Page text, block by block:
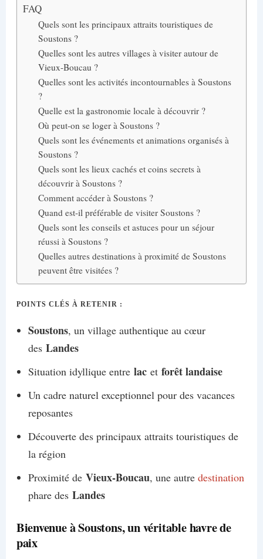
FAQ
Quels sont les principaux attraits touristiques de
Soustons ?
Quelles sont les autres villages à visiter autour de
Vieux-Boucau ?
Quelles sont les activités incontournables à Soustons
?
Quelle est la gastronomie locale à découvrir ?
Où peut-on se loger à Soustons ?
Quels sont les événements et animations organisés à
Soustons ?
Quels sont les lieux cachés et coins secrets à
découvrir à Soustons ?
Comment accéder à Soustons ?
Quand est-il préférable de visiter Soustons ?
Quels sont les conseils et astuces pour un séjour
réussi à Soustons ?
Quelles autres destinations à proximité de Soustons
peuvent être visitées ?
POINTS CLÉS À RETENIR :
Soustons, un village authentique au cœur
des Landes
Situation idyllique entre lacet forêt landaise
Un cadre naturel exceptionnel pour des vacances
reposantes
Découverte des principaux attraits touristiques de
la région
Proximité de Vieux-Boucau, une autre destination
phare des Landes
Bienvenue à Soustons, un véritable havre de
paix